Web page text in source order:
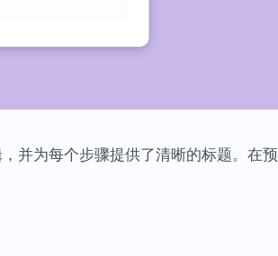
并为每个步骤提供了清晰的标题。在预